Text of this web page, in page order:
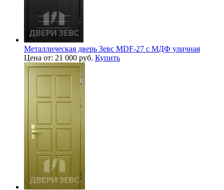
Металлическая дверь Зевс MDF-27 с МДФ уличная
Цена от: 21 000 руб. Купить